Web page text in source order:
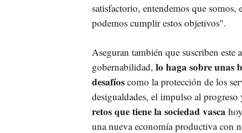
satisfactorio, entendemos que
podemos cumplir estos objetivos".
Aseguran también que suscriben
gobernabilidad, lo haga sobre unas
desafíos como la protección de los
desigualdades, el impulso al
retos que tiene la sociedad vasca
una nueva economía productiva con